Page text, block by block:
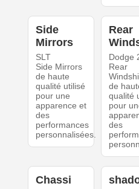
Side
Mirrors
SLT
Side Mirrors
de haute
qualité utilisé
pour une
apparence et
des
performances
personnalisées.
Rear
Dodge
Rear
de
qualité
pour
des
Chassi